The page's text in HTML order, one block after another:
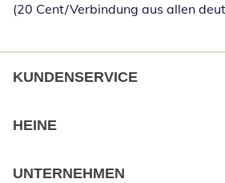
(20 Cent/Verbindung aus allen
KUNDENSERVICE
HEINE
UNTERNEHMEN